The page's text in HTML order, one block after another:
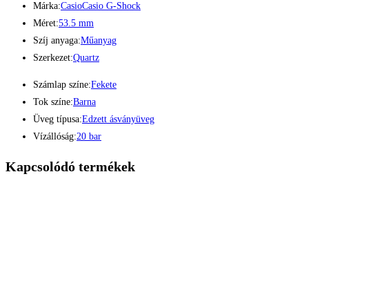
Márka:CasioCasio G-Shock
Méret:53.5 mm
Szíj anyaga:Műanyag
Szerkezet:Quartz
Számlap színe:Fekete
Tok színe:Barna
Üveg típusa:Edzett ásványüveg
Vízállóság:20 bar
Kapcsolódó termékek